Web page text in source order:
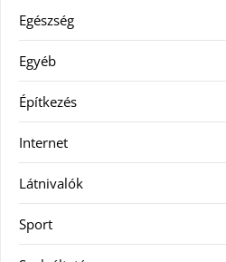
Egészség
Egyéb
Építkezés
Internet
Látnivalók
Sport